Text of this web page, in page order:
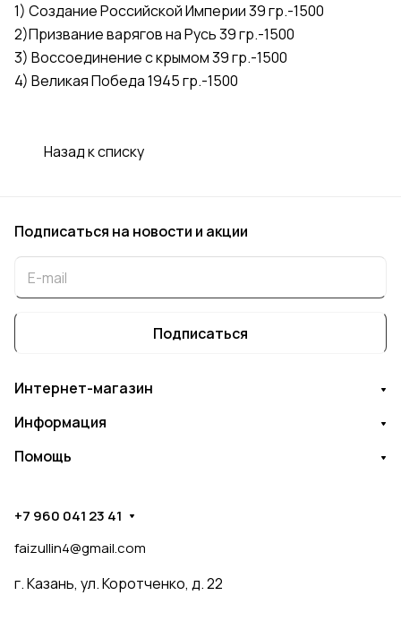
1) Создание Российской Империи 39 гр.-1500
2)Призвание варягов на Русь 39 гр.-1500
3) Воссоединение с крымом 39 гр.-1500
4) Великая Победа 1945 гр.-1500
Назад к списку
Подписаться на новости и акции
Подписаться
Интернет-магазин
Информация
Помощь
+7 960 041 23 41
faizullin4@gmail.com
г. Казань, ул. Коротченко, д. 22